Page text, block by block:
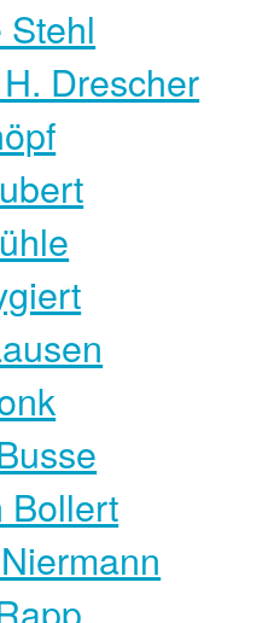
Drescher
Bollert